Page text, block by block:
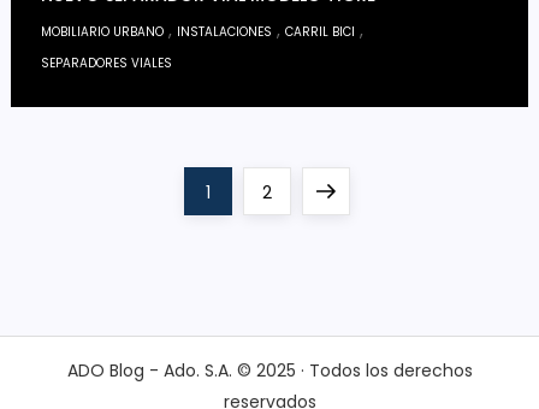
MOBILIARIO URBANO , INSTALACIONES ,CARRIL BICI ,
SEPARADORES VIALES
Page
1 Page
2
Next
ADO Blog - Ado. S.A. © 2025 · Todos los derechos
reservados